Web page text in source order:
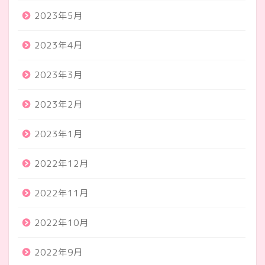
2023年5月
2023年4月
2023年3月
2023年2月
2023年1月
2022年12月
2022年11月
2022年10月
2022年9月